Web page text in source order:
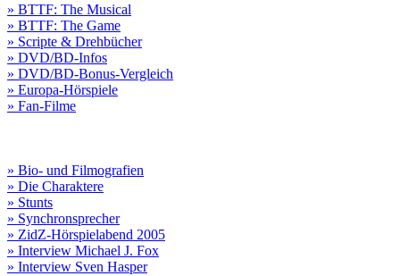
» BTTF: The Musical
» BTTF: The Game
» Scripte & Drehbücher
» DVD/BD-Infos
» DVD/BD-Bonus-Vergleich
» Europa-Hörspiele
» Fan-Filme
» Bio- und Filmografien
» Die Charaktere
» Stunts
» Synchronsprecher
» ZidZ-Hörspielabend 2005
» Interview Michael J. Fox
» Interview Sven Hasper